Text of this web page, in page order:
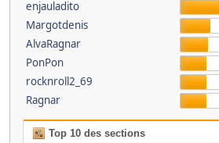
enjauladito
Margotdenis
AlvaRagnar
PonPon
rocknroll2_69
Ragnar
Top 10 des sections